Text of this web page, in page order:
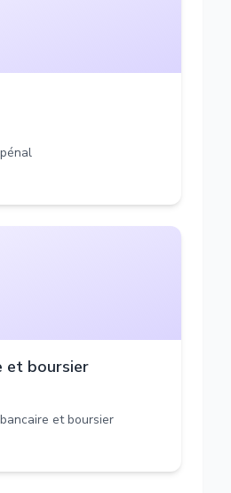
et boursier
et boursier